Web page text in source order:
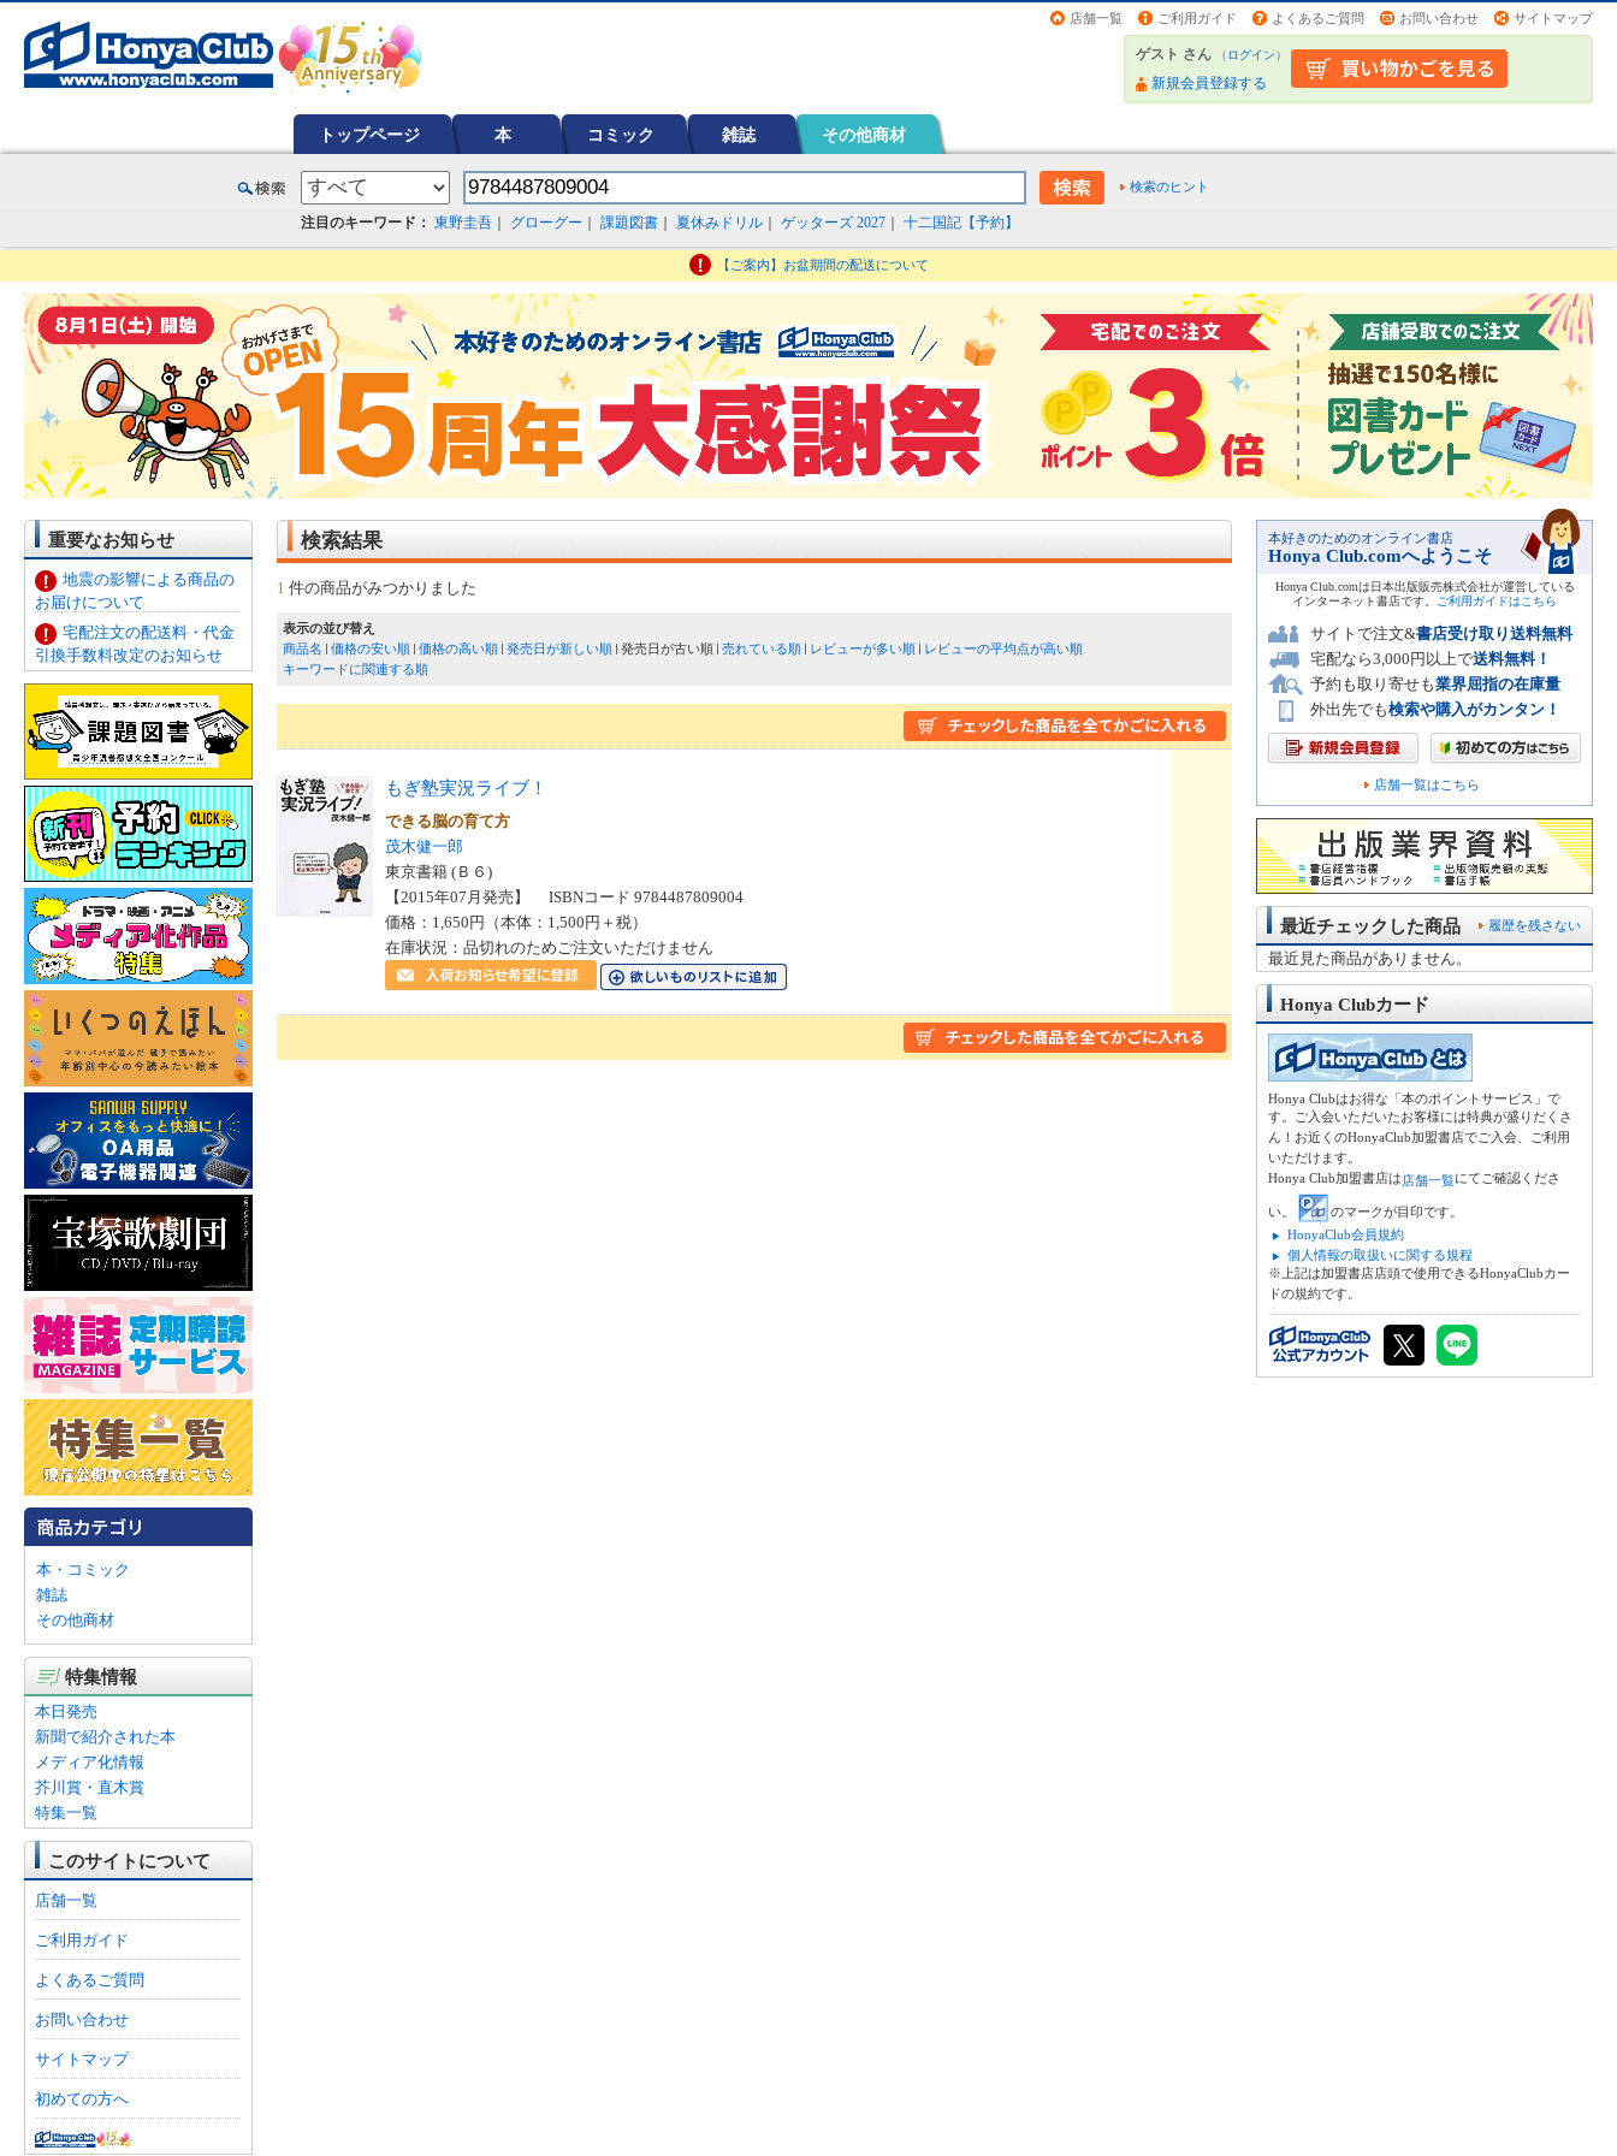
店舗一覧 ご利用ガイド よくあるご質問 お問い合わせ サイトマップ
ゲスト さん （ログイン）
新規会員登録する
トップページ 本 コミック 雑誌 その他商材
検索のヒント
注目のキーワード： 東野圭吾 グローグー 課題図書 夏休みドリル ゲッターズ 2027 十二国記【予約】
【ご案内】お盆期間の配送について
重要なお知らせ
地震の影響による商品の
お届けについて
宅配注文の配送料・代金
引換手数料改定のお知らせ
本・コミック
雑誌
その他商材
特集情報
本日発売
新聞で紹介された本
メディア化情報
芥川賞・直木賞
特集一覧
このサイトについて
店舗一覧
ご利用ガイド
よくあるご質問
お問い合わせ
サイトマップ
初めての方へ
検索結果
1 件の商品がみつかりました
表示の並び替え
商品名
価格の安い順 価格の高い順 発売日が新しい順 発売日が古い順 売れている順 レビューが多い順
レビューの平均点が高い順
キーワードに関連する順
もぎ塾実況ライブ！
できる脳の育て方
茂木健一郎
東京書籍 (Ｂ６)
【2015年07月発売】 ISBNコード 9784487809004
価格：1,650円（本体：1,500円＋税）
在庫状況：品切れのためご注文いただけません
本好きのためのオンライン書店
Honya Club.comへようこそ
Honya Club.comは日本出版販売株式会社が運営している
インターネット書店です。
ご利用ガイドはこちら
サイトで注文&書店受け取り送料無料
宅配なら3,000円以上で送料無料！
予約も取り寄せも業界屈指の在庫量
外出先でも検索や購入がカンタン！
店舗一覧はこちら
履歴を残さない
最近チェックした商品
最近見た商品がありません。
Honya Clubカード
Honya Clubはお得な「本のポイントサービス」で
す。ご入会いただいたお客様には特典が盛りだくさ
ん！お近くのHonyaClub加盟書店でご入会、ご利用
いただけます。
Honya Club加盟書店は店舗一覧にてご確認くださ
い。
のマークが目印です。
HonyaClub会員規約
個人情報の取扱いに関する規程
※上記は加盟書店店頭で使用できるHonyaClubカー
ドの規約です。